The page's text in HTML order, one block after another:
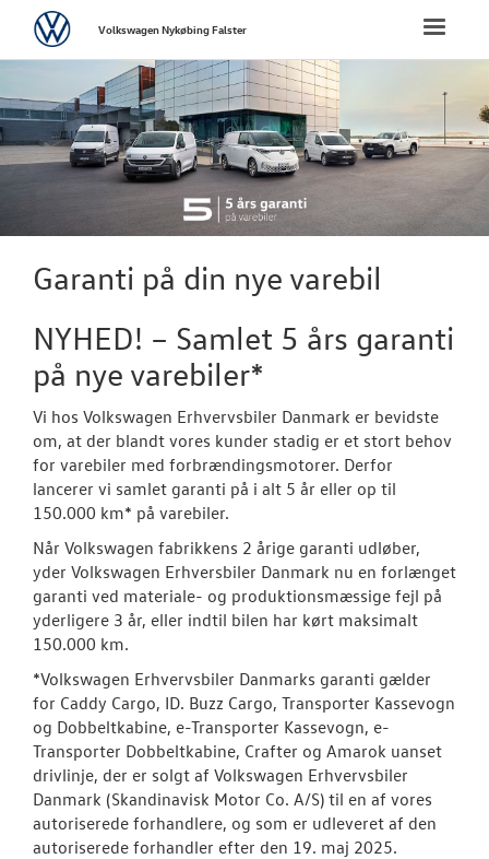
NYE
NYE VAREBILER
Finansiering
Book en
Byg din
Garanti
BRUGTE BILER
TILBEHØR
RESERVEDELE
Toggle
VolkswagenVolkswagen Nykøbing Falster
Garanti på din nye varebil
NYHED! – Samlet 5 års garanti
på nye varebiler*
Vi hos Volkswagen Erhvervsbiler Danmark er bevidste
om, at der blandt vores kunder stadig er et stort behov
for varebiler med forbrændingsmotorer. Derfor
lancerer vi samlet garanti på i alt 5 år eller op til
150.000 km* på varebiler.
Når Volkswagen fabrikkens 2 årige garanti udløber,
yder Volkswagen Erhversbiler Danmark nu en forlænget
garanti ved materiale- og produktionsmæssige fejl på
yderligere 3 år, eller indtil bilen har kørt maksimalt
150.000 km.
*Volkswagen Erhvervsbiler Danmarks garanti gælder
for Caddy Cargo, ID. Buzz Cargo, Transporter Kassevogn
og Dobbeltkabine, e-Transporter Kassevogn, e-
Transporter Dobbeltkabine, Crafter og Amarok uanset
drivlinje, der er solgt af Volkswagen Erhvervsbiler
Danmark (Skandinavisk Motor Co. A/S) til en af vores
autoriserede forhandlere, og som er udleveret af den
autoriserede forhandler efter den 19. maj 2025.